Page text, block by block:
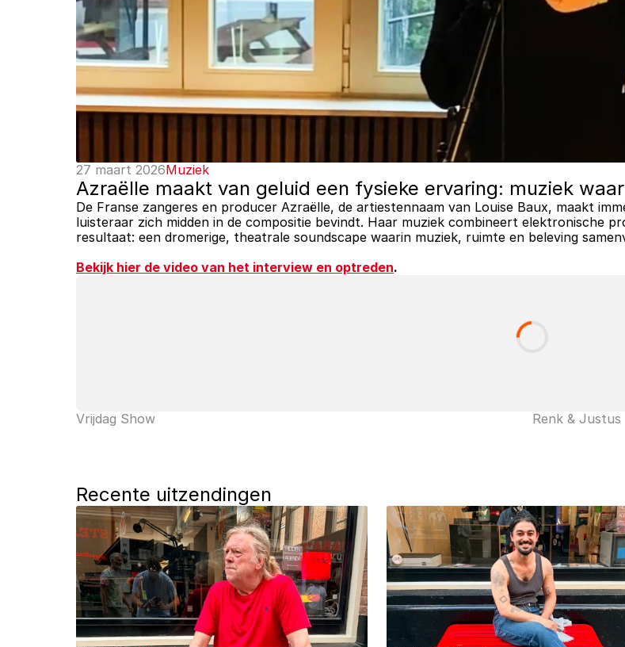
27 maart 2026Muziek
Azraëlle maakt van geluid een fysieke ervaring: muziek
De Franse zangeres en producer Azraëlle, de artiestennaam van Louise Baux, maakt
luisteraar zich midden in de compositie bevindt. Haar muziek combineert elektronische
resultaat: een dromerige, theatrale soundscape waarin muziek, ruimte en beleving
Bekijk hier de video van het interview en optreden.
Vrijdag Show Renk & Justus
Recente uitzendingen